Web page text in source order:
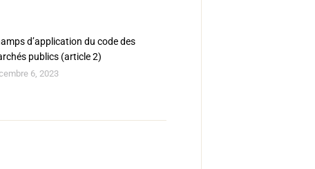
d’application du code des
publics (article 2)
6, 2023